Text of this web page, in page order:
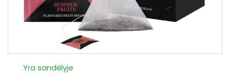
Yra sandėlyje